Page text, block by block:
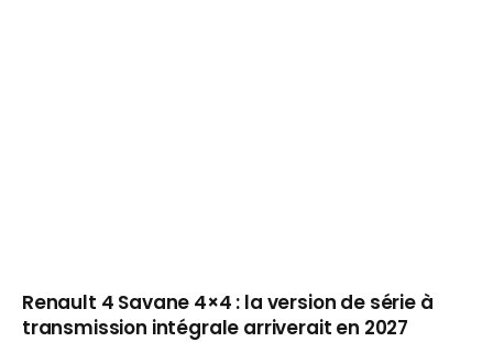
Renault 4 Savane 4×4 : la version de série à
transmission intégrale arriverait en 2027